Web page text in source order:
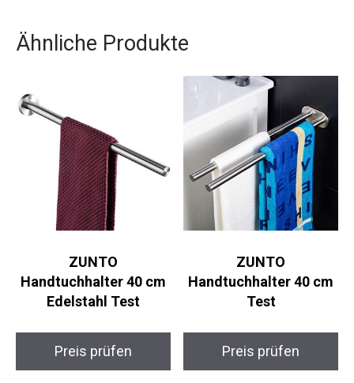
Ähnliche Produkte
ZUNTO
Handtuchhalter 40 cm
Edelstahl Test
Preis prüfen
ZUNTO
Handtuchhalter 40 cm
Test
Preis prüfen